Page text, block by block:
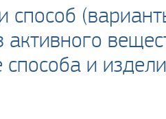
способ
активного
и